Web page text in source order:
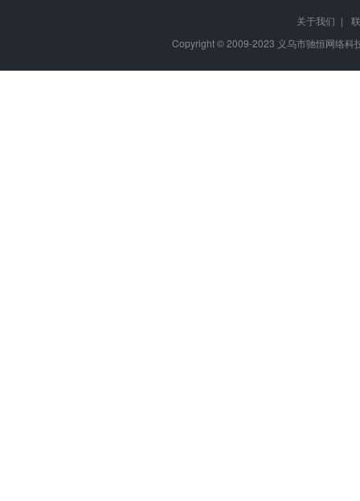
关于我们 |
Copyright © 2009-2023 义乌市驰恒网络科